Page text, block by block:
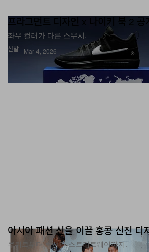
신발
프라그먼트 디자인 x 나이키 북 2 공
좌우 컬러가 다른 스우시.
Mar 4, 2026
아시아 패션 신을 이끌 홍콩 신진 디
쿠튀르부터 럭셔리 스트리트웨어까지.